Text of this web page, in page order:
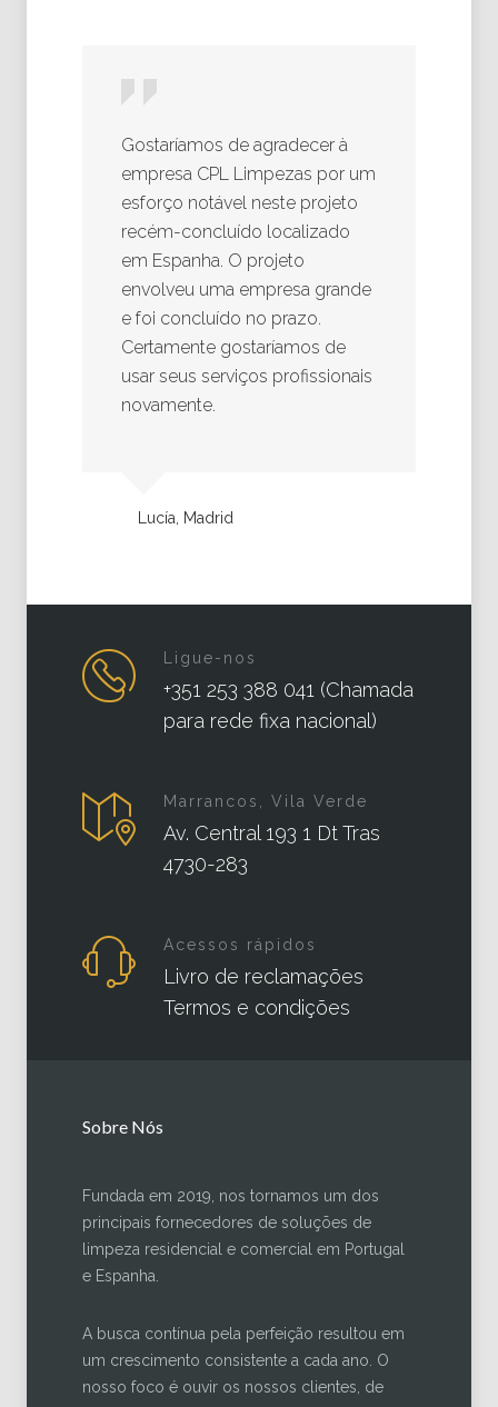
Gostaríamos de agradecer à
empresa CPL Limpezas por um
esforço notável neste projeto
recém-concluído localizado
em Espanha. O projeto
envolveu uma empresa grande
e foi concluído no prazo.
Certamente gostaríamos de
usar seus serviços profissionais
novamente.
Lucía, Madrid
Ligue-nos
+351 253 388 041 (Chamada
para rede fixa nacional)
Marrancos, Vila Verde
Av. Central 193 1 Dt Tras
4730-283
Acessos rápidos
Livro de reclamações
Termos e condições
Sobre Nós
Fundada em 2019, nos tornamos um dos
principais fornecedores de soluções de
limpeza residencial e comercial em Portugal
e Espanha.
A busca contínua pela perfeição resultou em
um crescimento consistente a cada ano. O
nosso foco é ouvir os nossos clientes, de